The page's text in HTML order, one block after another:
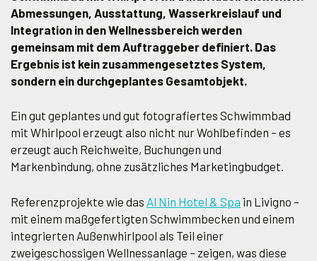
Abmessungen, Ausstattung, Wasserkreislauf und
Integration in den Wellnessbereich werden
gemeinsam mit dem Auftraggeber definiert. Das
Ergebnis ist kein zusammengesetztes System,
sondern ein durchgeplantes Gesamtobjekt.
Ein gut geplantes und gut fotografiertes Schwimmbad
mit Whirlpool erzeugt also nicht nur Wohlbefinden – es
erzeugt auch Reichweite, Buchungen und
Markenbindung, ohne zusätzliches Marketingbudget.
Referenzprojekte wie das Al Nin Hotel & Spa in Livigno –
mit einem maßgefertigten Schwimmbecken und einem
integrierten Außenwhirlpool als Teil einer
zweigeschossigen Wellnessanlage – zeigen, was diese